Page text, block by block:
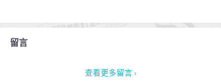
留言
查看更多留言 ›